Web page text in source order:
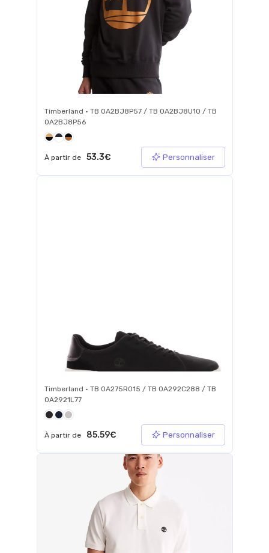
Timberland • TB 0A2BJ8P57 / TB 0A2BJ8U10 / TB
0A2BJ8P56
À partir de 53.3€ Personnaliser
Timberland • TB 0A275R015 / TB 0A292C288 / TB
0A2921L77
À partir de 85.59€ Personnaliser